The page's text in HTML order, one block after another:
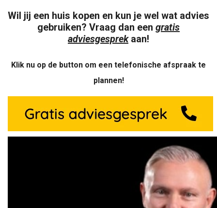
Wil jij een huis kopen en kun je wel wat advies
gebruiken? Vraag dan een gratis
adviesgesprekaan!
Klik nu op de button om een telefonische afspraak te
plannen!